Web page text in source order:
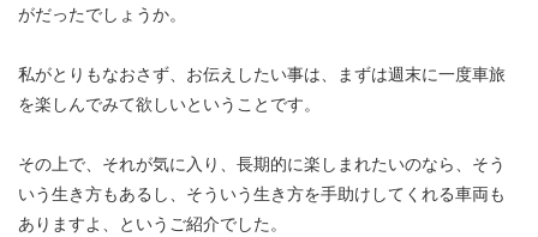
がだったでしょうか。
私がとりもなおさず、お伝えしたい事は、まずは週末に一度車旅
を楽しんでみて欲しいということです。
その上で、それが気に入り、長期的に楽しまれたいのなら、そう
いう生き方もあるし、そういう生き方を手助けしてくれる車両も
ありますよ、というご紹介でした。